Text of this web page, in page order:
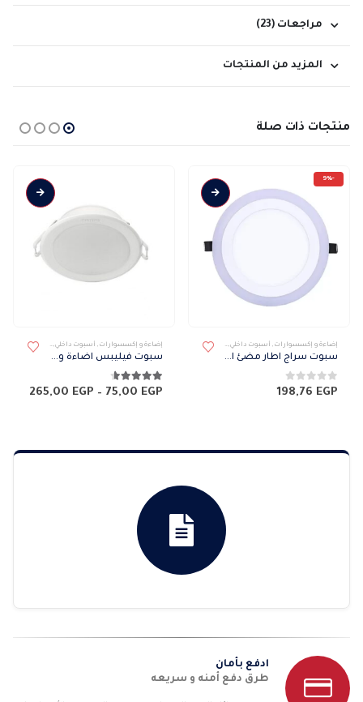
مراجعات (23)
المزيد من المنتجات
منتجات ذات صلة
-9%
إضاءة و إكسسوارات , أسبوت داخلي, سبوت
سبوت سراج اطار مضئ الوان 6 وات
0من 5 198,76 EGP
إضاءة و إكسسوارات , أسبوت داخلي, سبوت
سبوت فيليبس اضاءة وورم
4.56من 5
75,00 EGP
–
265,00 EGP
ادفع بأمان
طرق دفع أمنه و سريعه